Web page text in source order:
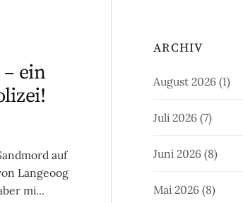
ein
auf
Langeoog
mi...
ARCHIV
August 2026 (1)
Juli 2026 (7)
Juni 2026 (8)
Mai 2026 (8)